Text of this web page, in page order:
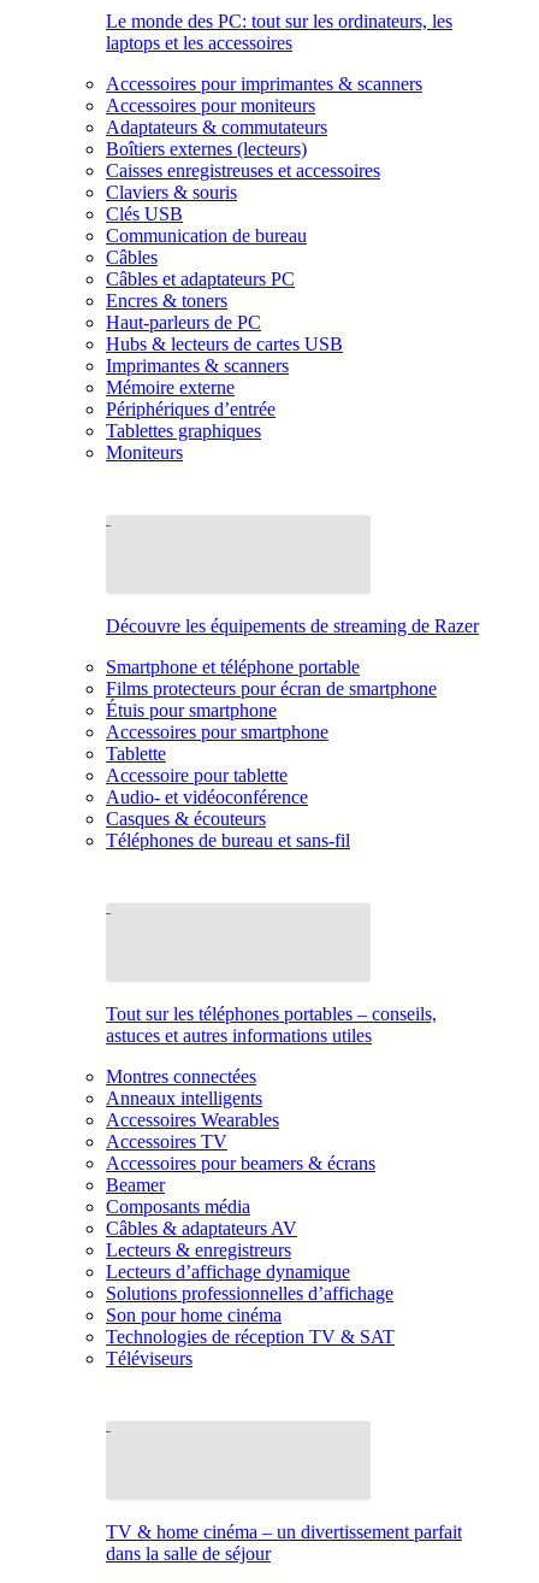
Le monde des PC: tout sur les ordinateurs, les
laptops et les accessoires
Accessoires pour imprimantes & scanners
Accessoires pour moniteurs
Adaptateurs & commutateurs
Boîtiers externes (lecteurs)
Caisses enregistreuses et accessoires
Claviers & souris
Clés USB
Communication de bureau
Câbles
Câbles et adaptateurs PC
Encres & toners
Haut-parleurs de PC
Hubs & lecteurs de cartes USB
Imprimantes & scanners
Mémoire externe
Périphériques d’entrée
Tablettes graphiques
Moniteurs
Découvre les équipements de streaming de Razer
Smartphone et téléphone portable
Films protecteurs pour écran de smartphone
Étuis pour smartphone
Accessoires pour smartphone
Tablette
Accessoire pour tablette
Audio- et vidéoconférence
Casques & écouteurs
Téléphones de bureau et sans-fil
Tout sur les téléphones portables – conseils,
astuces et autres informations utiles
Montres connectées
Anneaux intelligents
Accessoires Wearables
Accessoires TV
Accessoires pour beamers & écrans
Beamer
Composants média
Câbles & adaptateurs AV
Lecteurs & enregistreurs
Lecteurs d’affichage dynamique
Solutions professionnelles d’affichage
Son pour home cinéma
Technologies de réception TV & SAT
Téléviseurs
TV & home cinéma – un divertissement parfait
dans la salle de séjour